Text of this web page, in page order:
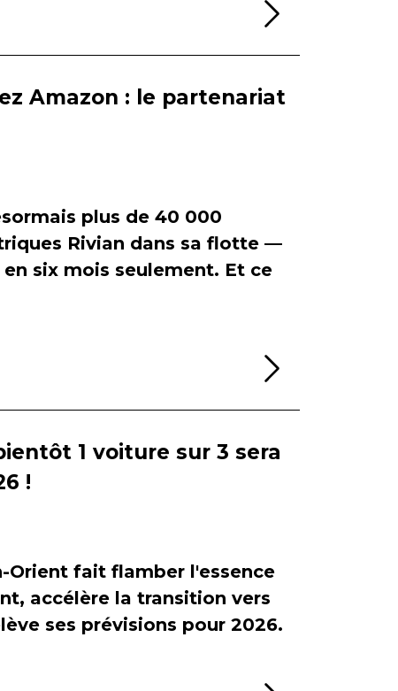
Amazon : le partenariat
plus de 40 000
Rivian dans sa flotte —
en six mois seulement. Et ce
1 voiture sur 3 sera
!
Orient fait flamber l'essence
accélère la transition vers
ses prévisions pour 2026.